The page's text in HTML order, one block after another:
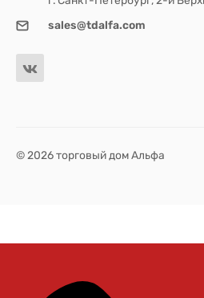
sales@tdalfa.com
© 2026 торговый дом Альфа